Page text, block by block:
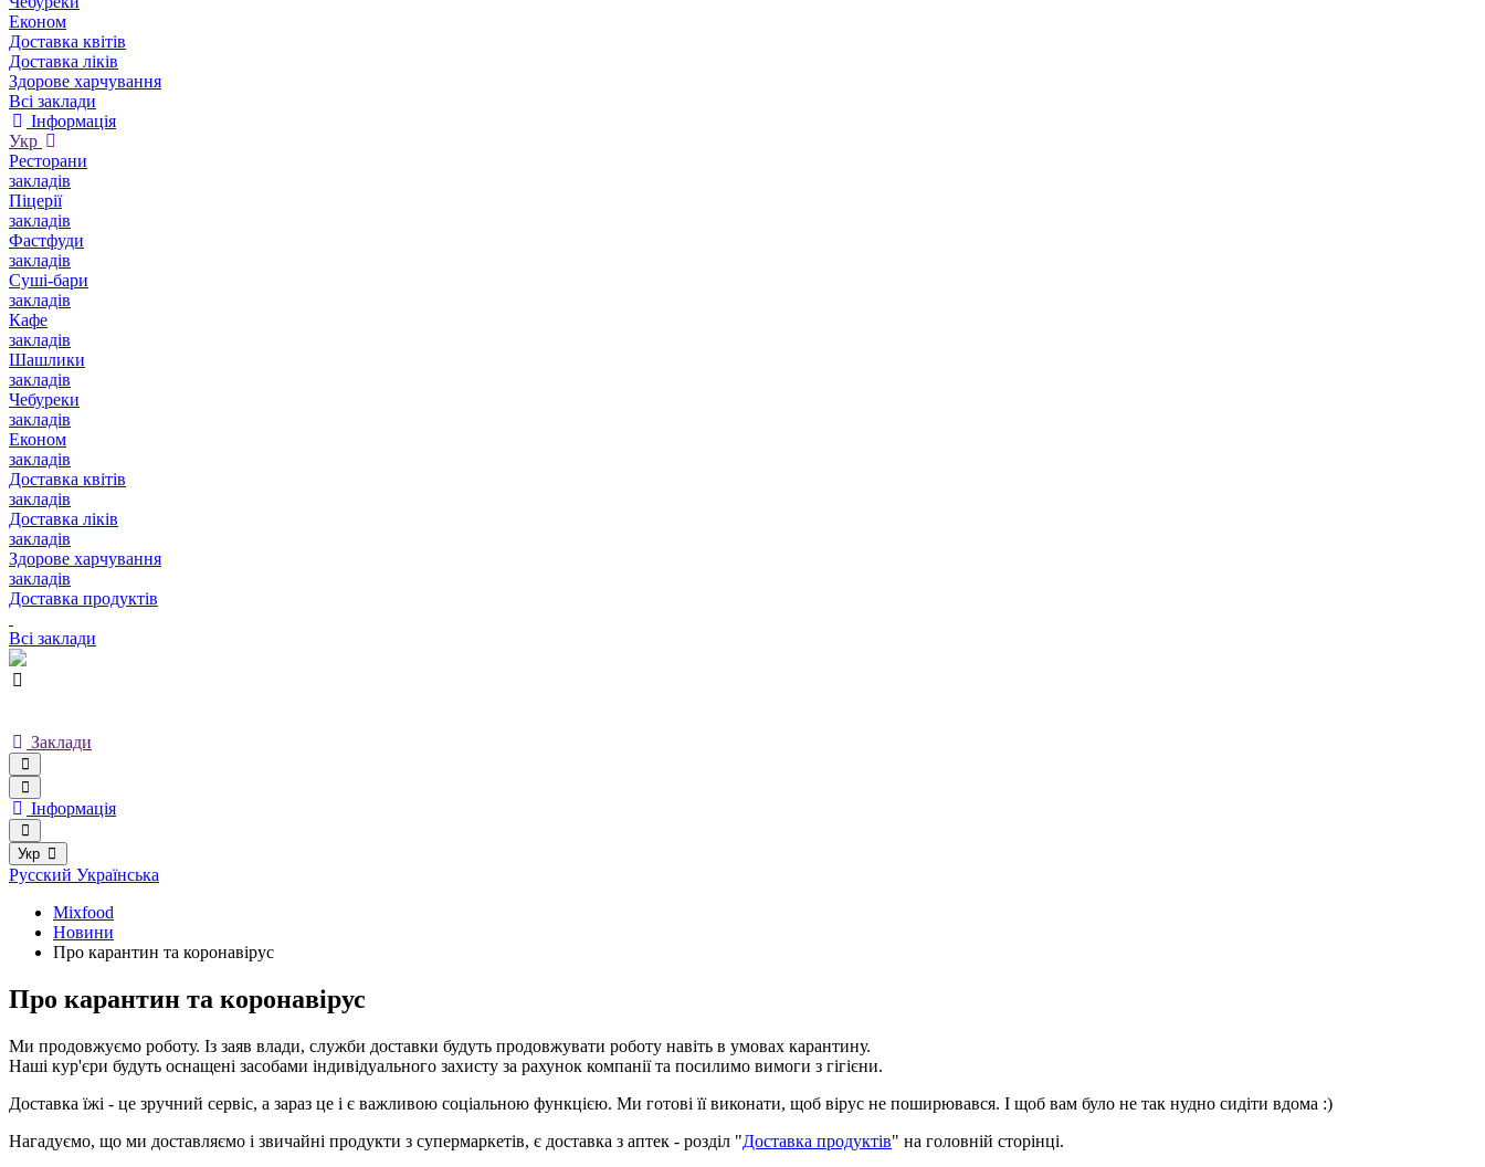
Економ
Доставка квітів
Доставка ліків
Здорове харчування
Всі заклади
Інформація
Укр
Ресторани
закладів
Піцерії
закладів
Фастфуди
закладів
Суші-бари
закладів
Кафе
закладів
Шашлики
закладів
Чебуреки
закладів
Економ
закладів
Доставка квітів
закладів
Доставка ліків
закладів
Здорове харчування
закладів
Доставка продуктів
Всі заклади
Заклади
Інформація
Укр
Русский Українська
Mixfood
Новини
Про карантин та коронавірус
Про карантин та коронавірус
Ми продовжуємо роботу. Із заяв влади, служби доставки будуть продовжувати роботу навіть в умовах карантину.
Наші кур'єри будуть оснащені засобами індивідуального захисту за рахунок компанії та посилимо вимоги з гігієни.
Доставка їжі - це зручний сервіс, а зараз це і є важливою соціальною функцією. Ми готові її виконати, щоб вірус не поширювався. І щоб вам було не так нудно сидіти вдома :)
Нагадуємо, що ми доставляємо і звичайні продукти з супермаркетів, є доставка з аптек - розділ "Доставка продуктів" на головній сторінці.